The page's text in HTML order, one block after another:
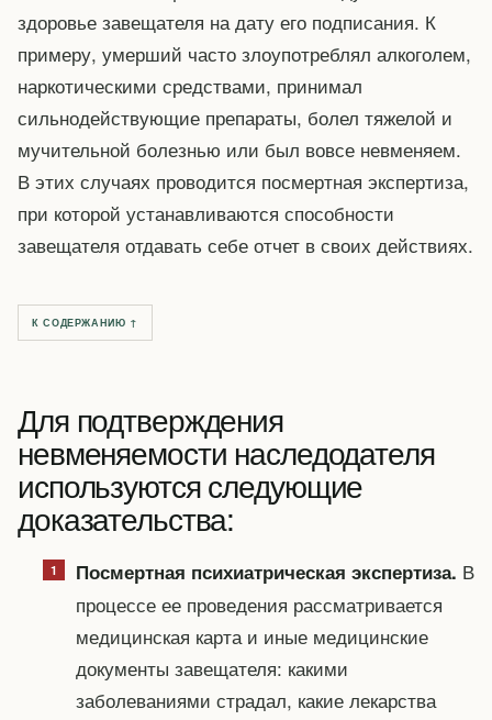
здоровье завещателя на дату его подписания. К
примеру, умерший часто злоупотреблял алкоголем,
наркотическими средствами, принимал
сильнодействующие препараты, болел тяжелой и
мучительной болезнью или был вовсе невменяем.
В этих случаях проводится посмертная экспертиза,
при которой устанавливаются способности
завещателя отдавать себе отчет в своих действиях.
К СОДЕРЖАНИЮ ↑
Для подтверждения
невменяемости наследодателя
используются следующие
доказательства:
Посмертная психиатрическая экспертиза. В
процессе ее проведения рассматривается
медицинская карта и иные медицинские
документы завещателя: какими
заболеваниями страдал, какие лекарства